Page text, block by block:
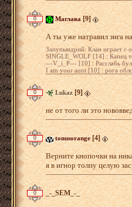
0 Маглава [9]
А ты уже натравил зига
Запупындрий: Клан играет с
SINGLE_WOLF [14] : Капец
---V_i_P--- [10] : Расслабь
I am your aunt [10] : рога
0 Lukaz [9]
не от того ли это
0 tonusorange [4]
Верните кнопочки на
я в игнор толпу целую
0 _-_SEM_-_